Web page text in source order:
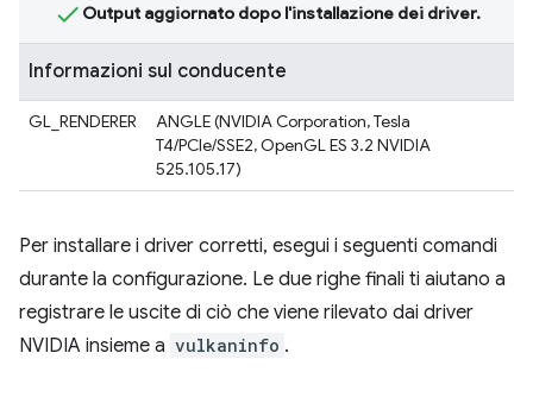
Output aggiornato dopo l'installazione dei driver.
Informazioni sul conducente
GL_RENDERER
ANGLE (NVIDIA Corporation, Tesla
T4/PCIe/SSE2, OpenGL ES 3.2 NVIDIA
525.105.17)
Per installare i driver corretti, esegui i seguenti comandi
durante la configurazione. Le due righe finali ti aiutano a
registrare le uscite di ciò che viene rilevato dai driver
NVIDIA insieme a vulkaninfo .